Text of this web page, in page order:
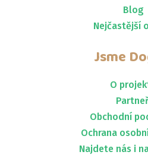
Blog
Nejčastější
Jsme
O
Obchodní
Ochrana
Najdete nás i